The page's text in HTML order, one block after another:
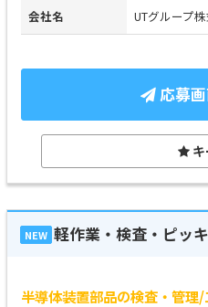
会社名 UTグループ
応募
NEW 軽作業・検査・ピッ
半導体装置部品の検査・管理